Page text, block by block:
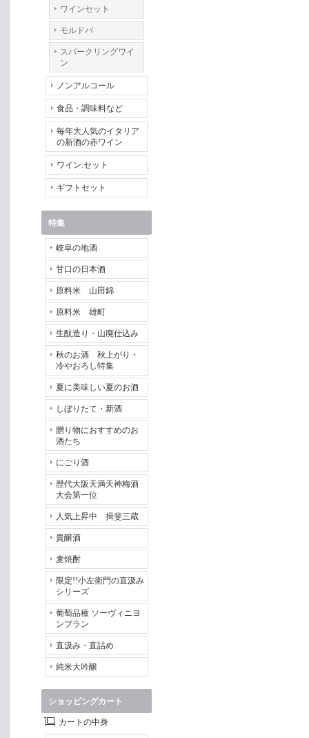
ワインセット
モルドバ
スパークリングワイ
ン
ノンアルコール
食品・調味料など
毎年大人気のイタリア
の新酒の赤ワイン
ワイン:セット
ギフトセット
特集
岐阜の地酒
甘口の日本酒
原料米 山田錦
原料米 雄町
生酛造り・山廃仕込み
秋のお酒 秋上がり・
冷やおろし特集
夏に美味しい夏のお酒
しぼりたて・新酒
贈り物におすすめのお
酒たち
にごり酒
歴代大阪天満天神梅酒
大会第一位
人気上昇中 揖斐三蔵
貴醸酒
麦焼酎
限定!!小左衛門の直汲み
シリーズ
葡萄品種 ソーヴィニヨ
ンブラン
直汲み・直詰め
純米大吟醸
ショッピングカート
カートの中身